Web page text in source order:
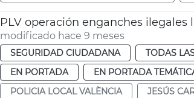
PLV operación enganches ilegales
modificado hace 9 meses
SEGURIDAD CIUDADANA TODAS
EN PORTADA
EN PORTADA
POLICIA LOCAL VALÈNCIA
JESÚS